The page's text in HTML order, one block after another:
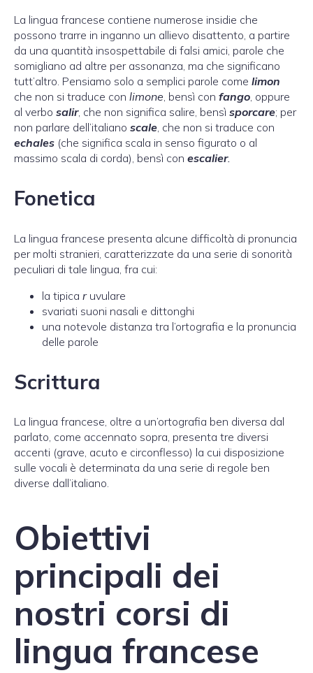
La lingua francese contiene numerose insidie che
possono trarre in inganno un allievo disattento, a partire
da una quantità insospettabile di falsi amici, parole che
somigliano ad altre per assonanza, ma che significano
tutt’altro. Pensiamo solo a semplici parole come limon
che non si traduce con limone, bensì con fango, oppure
al verbo salir, che non significa salire, bensì sporcare; per
non parlare dell’italiano scale, che non si traduce con
echales (che significa scala in senso figurato o al
massimo scala di corda), bensì con escalier.
Fonetica
La lingua francese presenta alcune difficoltà di pronuncia
per molti stranieri, caratterizzate da una serie di sonorità
peculiari di tale lingua, fra cui:
la tipica ruvulare
svariati suoni nasali e dittonghi
una notevole distanza tra l’ortografia e la pronuncia
delle parole
Scrittura
La lingua francese, oltre a un’ortografia ben diversa dal
parlato, come accennato sopra, presenta tre diversi
accenti (grave, acuto e circonflesso) la cui disposizione
sulle vocali è determinata da una serie di regole ben
diverse dall’italiano.
Obiettivi
principali dei
nostri corsi di
lingua francese